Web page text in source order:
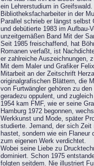
ein Lehrerstudium in
Bibliotheksfacharbeiter in der
Parallel schrieb er längst
und debütierte 1983 im
unzeitgemäßen Band Mit der
Seit 1985 freischaffend, hat
Romanen verfaßt, ist
er zahlreiche Auszeichnungen,
Mit dem Maler und Grafiker
Mitarbeit an der Zeitschrift
originalgrafischen Blättern, die
von Furtwängler gehören zu
geradezu oppulent, und
1954 kam FMF, wie er seine
Hamburg 1972 begonnen,
Werkkunst und Mode, später
studierte. Jemand, der sich
hastet, sondern wie ein
zum eigenen Werk verdichtet.
Wobei seine Liebe zu
dominiert. Schon 1975
folgten seitdem. Nie illustriert